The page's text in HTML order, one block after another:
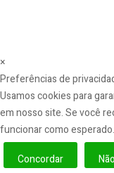
×
Preferências de
Usamos cookies para
em nosso site. Se você
funcionar como esperado.
Concordar